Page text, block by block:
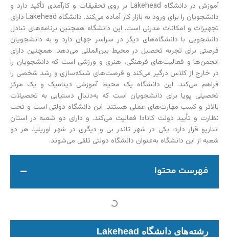
آموزش در دانشگاه Lakehead بر روی تحقیقات و کارآمدی تأکید دارد و
دانشجویان را برای ورود به بازار کار آماده می‌کند. دانشگاه Lakehead دارای
تجهیزات و امکانات مدرنی است. این دانشگاه همچنین برنامه‌های تبادل
دانشجویی با دانشگاه‌های دیگر در سراسر جهان دارد و به دانشجویان
فرصتی برای تجربه تحصیل در محیط بین‌المللی می‌دهد. همچنین دارای
انجمن‌ها و فعالیت‌های فرهنگی، هنری و ورزشی است که دانشجویان را
در خارج از کلاس درگیر می‌کند و فرصت‌های شبکه‌سازی و رشد شخصی را
فراهم می‌کند. این دانشگاه یک محیط آموزشی دینامیک و یک مرکز
تحصیلی پویا برای دانشجویان است که به‌دنبال دستیابی به تحصیلات
بالاتر و کسب مهارت‌های عملی هستند. این دانشگاه دولتی است و تحت
نظارت و تأیید دولت کانادا فعالیت می‌کند. و دارای دو شعبه در استان
انتاریو قرار دارد، یکی در شهر تاندر بی و دیگری در شهر اوریلیا. هر دو
شعبه از این دانشگاه به‌عنوان دانشگاه دولتی تلقی می‌شوند.
فهرست محتوا
رشته‌های دانشگاه Lakehead